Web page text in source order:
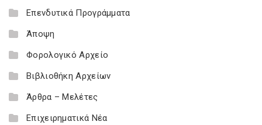
Επενδυτικά Προγράμματα
Άποψη
Φορολογικό Αρχείο
Βιβλιοθήκη Αρχείων
Άρθρα – Μελέτες
Επιχειρηματικά Νέα